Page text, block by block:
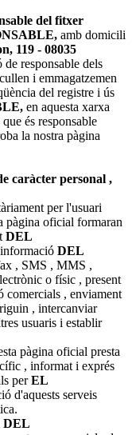
del fitxer
amb domicili
119 - 08035
responsable dels
i emmagatzemen
del registre i ús
en aquesta xarxa
és responsable
la nostra pàgina
caràcter personal ,
per l'usuari
pàgina oficial formaran
DEL
DEL
, SMS , MMS ,
o físic , present
comercials , enviament
, intercanviar
usuaris i establir
pàgina oficial presta
, informat i exprés
perEL
d'aquests serveis
DEL